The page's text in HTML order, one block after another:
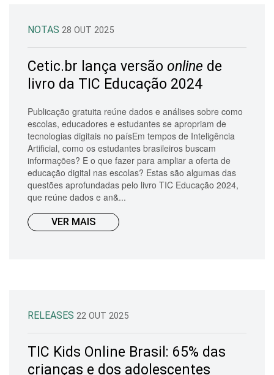
NOTAS 28 OUT 2025
Cetic.br lança versão online de
livro da TIC Educação 2024
Publicação gratuita reúne dados e análises sobre como
escolas, educadores e estudantes se apropriam de
tecnologias digitais no paísEm tempos de Inteligência
Artificial, como os estudantes brasileiros buscam
informações? E o que fazer para ampliar a oferta de
educação digital nas escolas? Estas são algumas das
questões aprofundadas pelo livro TIC Educação 2024,
que reúne dados e an&...
VER MAIS
RELEASES 22 OUT 2025
TIC Kids Online Brasil: 65% das
crianças e dos adolescentes